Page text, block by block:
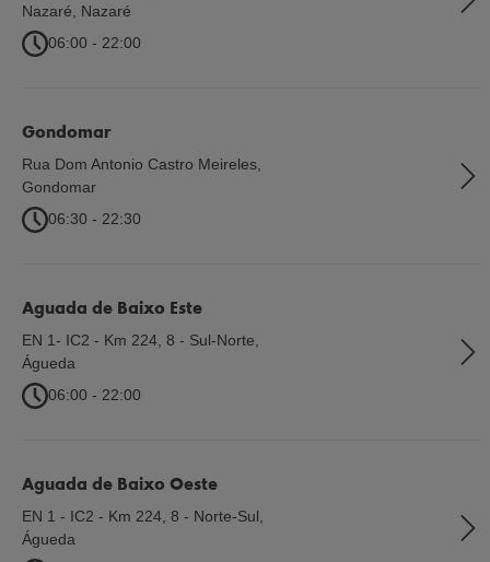
Nazaré
Nazaré
06:00 - 22:00
Gondomar
Rua Dom Antonio Castro Meireles
Gondomar
06:30 - 22:30
Aguada de Baixo Este
EN 1- IC2 - Km 224, 8 - Sul-Norte
Águeda
06:00 - 22:00
Aguada de Baixo Oeste
EN 1 - IC2 - Km 224, 8 - Norte-Sul
Águeda